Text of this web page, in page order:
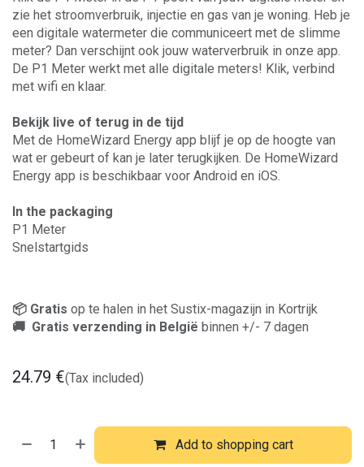
zie het stroomverbruik, injectie en gas van je woning. Heb je
een digitale watermeter die communiceert met de slimme
meter? Dan verschijnt ook jouw waterverbruik in onze app.
De P1 Meter werkt met alle digitale meters! Klik, verbind
met wifi en klaar.
Bekijk live of terug in de tijd
Met de HomeWizard Energy app blijf je op de hoogte van
wat er gebeurt of kan je later terugkijken. De HomeWizard
Energy app is beschikbaar voor Android en iOS.
In the packaging
P1 Meter
Snelstartgids
📦 Gratis op te halen in het Sustix-magazijn in Kortrijk
🚚 Gratis verzending in België binnen +/- 7 dagen
24.79 €(Tax included)
Add to shopping cart